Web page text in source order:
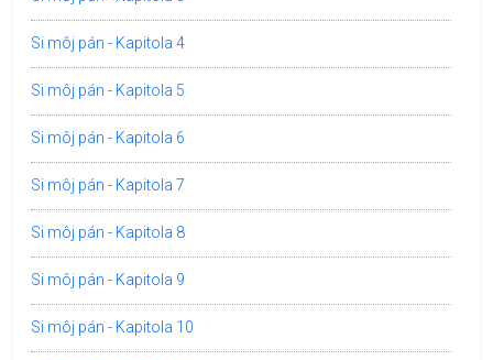
Si môj pán - Kapitola 4
Si môj pán - Kapitola 5
Si môj pán - Kapitola 6
Si môj pán - Kapitola 7
Si môj pán - Kapitola 8
Si môj pán - Kapitola 9
Si môj pán - Kapitola 10